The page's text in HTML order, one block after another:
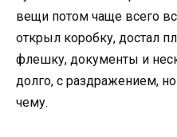
вещи потом чаще всего
открыл коробку, достал
флешку, документы и
долго, с раздражением,
чему.